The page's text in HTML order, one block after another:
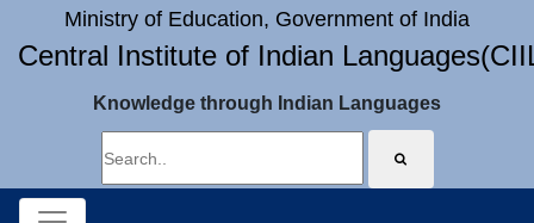
Ministry of Education, Government of India
Central Institute of Indian
Knowledge through Indian Languages